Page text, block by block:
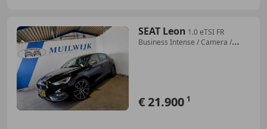
SEAT Leon 1.0 eTSI FR
Business Intense / Camera /
€ 21.900 1